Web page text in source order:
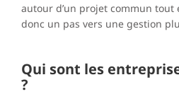
autour d’un projet commun tout
donc un pas vers une gestion
Qui sont les
?